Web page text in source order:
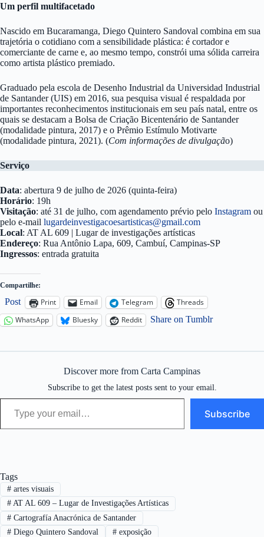
Um perfil multifacetado
Nascido em Bucaramanga, Diego Quintero Sandoval combina em sua
trajetória o cotidiano com a sensibilidade plástica: é cortador e
comerciante de carne e, ao mesmo tempo, constrói uma sólida carreira
como artista plástico premiado.
Graduado pela escola de Desenho Industrial da Universidad Industrial
de Santander (UIS) em 2016, sua pesquisa visual é respaldada por
importantes reconhecimentos institucionais em seu país natal, entre os
quais se destacam a Bolsa de Criação Bicentenário de Santander
(modalidade pintura, 2017) e o Prêmio Estímulo Motivarte
(modalidade pintura, 2021). (Com informações de divulgação)
Serviço
Data: abertura 9 de julho de 2026 (quinta-feira)
Horário: 19h
Visitação: até 31 de julho, com agendamento prévio pelo Instagram ou
pelo e-mail lugardeinvestigacoesartisticas@gmail.com
Local: AT AL 609 | Lugar de investigações artísticas
Endereço: Rua Antônio Lapa, 609, Cambuí, Campinas-SP
Ingressos: entrada gratuita
Compartilhe:
Post Print Email Telegram
Threads
WhatsApp
Bluesky Reddit Share on Tumblr
Discover more from Carta Campinas
Subscribe to get the latest posts sent to your email.
Type your email…
Subscribe
Tags
#artes visuais
#AT AL 609 – Lugar de Investigações Artísticas
#Cartografía Anacrónica de Santander
#Diego Quintero Sandoval #exposição